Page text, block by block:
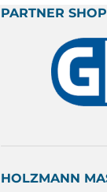
PARTNER SHOP
HOLZMANN